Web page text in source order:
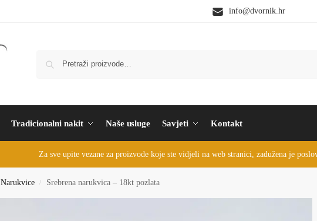
info@dvornik.hr
Tradicionalni nakit Naše usluge Savjeti Kontakt
Za sve upite vezane za proizvode koje ste vidjeli na web stranici, zadužena je
Narukvice / Srebrena narukvica – 18kt pozlata